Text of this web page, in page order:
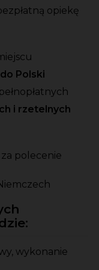
opiekę
Polski
i rzetelnych
polecenie
wykonanie